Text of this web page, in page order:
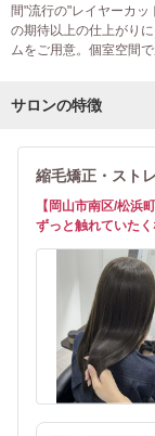
間"流行の"レイヤーカ
の期待以上の仕上がり
ムをご用意。個室空間
サロンの特徴
縮毛矯正・スト
【岡山市南区/松浜
ずっと触れていた